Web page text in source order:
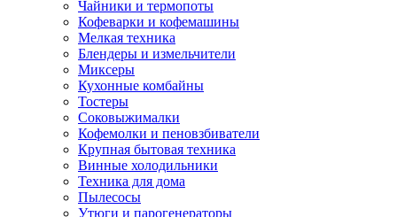
Чайники и термопоты
Кофеварки и кофемашины
Мелкая техника
Блендеры и измельчители
Миксеры
Кухонные комбайны
Тостеры
Соковыжималки
Кофемолки и пеновзбиватели
Крупная бытовая техника
Винные холодильники
Техника для дома
Пылесосы
Утюги и парогенераторы